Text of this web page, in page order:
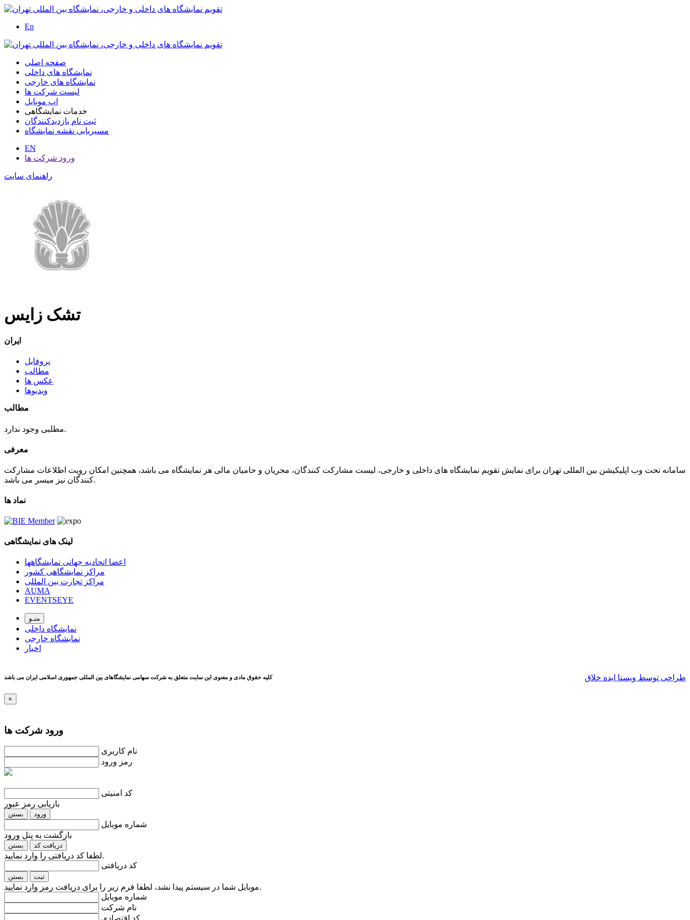
En
صفحه اصلی
نمایشگاه های داخلی
نمایشگاه های خارجی
لیست شرکت ها
اپ موبایل
خدمات نمایشگاهی
ثبت نام بازدیدکنندگان
مسیریابی نقشه نمایشگاه
EN
ورود شرکت ها
راهنمای سایت
تشک زايس
ایران
پروفایل
مطالب
عکس ها
ویدیوها
مطالب
مطلبی وجود ندارد.
معرفی
سامانه تحت وب اپلیکیشن بین المللی تهران برای نمایش تقویم نمایشگاه های داخلی و خارجی، لیست مشارکت کنندگان، مجریان و حامیان مالی هر نمایشگاه می باشد، همچنین امکان رویت اطلاعات مشارکت
کنندگان نیز میسر می باشد.
نماد ها
لینک های نمایشگاهی
اعضا اتحادیه جهانی نمایشگاهها
مراکز نمایشگاهی کشور
مراکز تجارت بین المللی
AUMA
EVENTSEYE
منـو
نمایشگاه داخلی
نمایشگاه خارجی
اخبار
کلیه حقوق مادی و معنوی این سایت متعلق به شرکت سهامی نمایشگاهای بین المللی جمهوری اسلامی ايران می باشد طراحی توسط ویستا ایده خلاق
×
ورود شرکت ها
نام کاربری
رمز ورود
کد امنیتی
بازیابی رمز عبور
بستن ورود
شماره موبایل
بازگشت به پنل ورود
بستن دریافت کد
لطفا کد دریافتی را وارد نمایید.
کد دریافتی
بستن ثبت
موبایل شما در سیستم پیدا نشد، لطفا فرم زیر را برای دریافت رمز وارد نمایید.
شماره موبایل
نام شرکت
کد اقتصادی